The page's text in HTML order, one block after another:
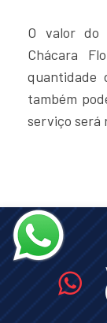
O valor do
Chácara
quantidade
também
serviço será